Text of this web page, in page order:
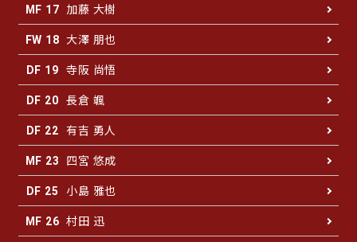
MF 17 加藤 大樹
FW 18 大澤 朋也
DF 19 寺阪 尚悟
DF 20 長倉 颯
DF 22 有吉 勇人
MF 23 四宮 悠成
DF 25 小島 雅也
MF 26 村田 迅